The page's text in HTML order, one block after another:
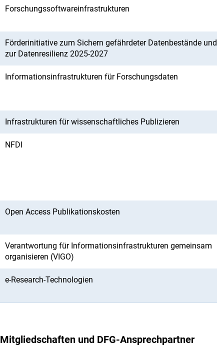
Forschungssoftwareinfrastrukturen
Förderinitiative zum Sichern gefährdeter Datenbestände und
zur Datenresilienz 2025-2027
Informationsinfrastrukturen für Forschungsdaten
Infrastrukturen für wissenschaftliches Publizieren
NFDI
Open Access Publikationskosten
Verantwortung für Informationsinfrastrukturen gemeinsam
organisieren (VIGO)
e-Research-Technologien
Mitgliedschaften und DFG-Ansprechpartner